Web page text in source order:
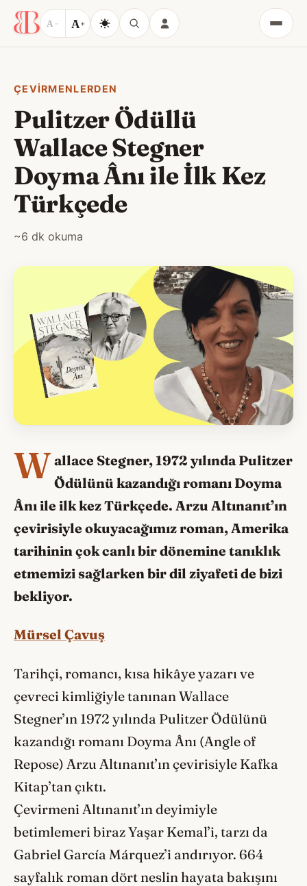
A − A+
Menü
ÇEVIRMENLERDEN
Pulitzer Ödüllü
Wallace Stegner
Doyma Ânı ile İlk Kez
Türkçede
~6 dk okuma
W allace Stegner, 1972 yılında Pulitzer
Ödülünü kazandığı romanı Doyma
Ânı ile ilk kez Türkçede. Arzu Altınanıt’ın
çevirisiyle okuyacağımız roman, Amerika
tarihinin çok canlı bir dönemine tanıklık
etmemizi sağlarken bir dil ziyafeti de bizi
bekliyor.
Mürsel Çavuş
Tarihçi, romancı, kısa hikâye yazarı ve
çevreci kimliğiyle tanınan Wallace
Stegner’ın 1972 yılında Pulitzer Ödülünü
kazandığı romanı Doyma Ânı (Angle of
Repose) Arzu Altınanıt’ın çevirisiyle Kafka
Kitap’tan çıktı.
Çevirmeni Altınanıt’ın deyimiyle
betimlemeri biraz Yaşar Kemal’i, tarzı da
Gabriel García Márquez’i andırıyor. 664
sayfalık roman dört neslin hayata bakışını